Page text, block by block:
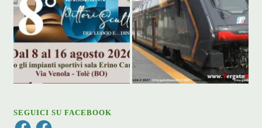
SEGUICI SU FACEBOOK
FacebookFacebook